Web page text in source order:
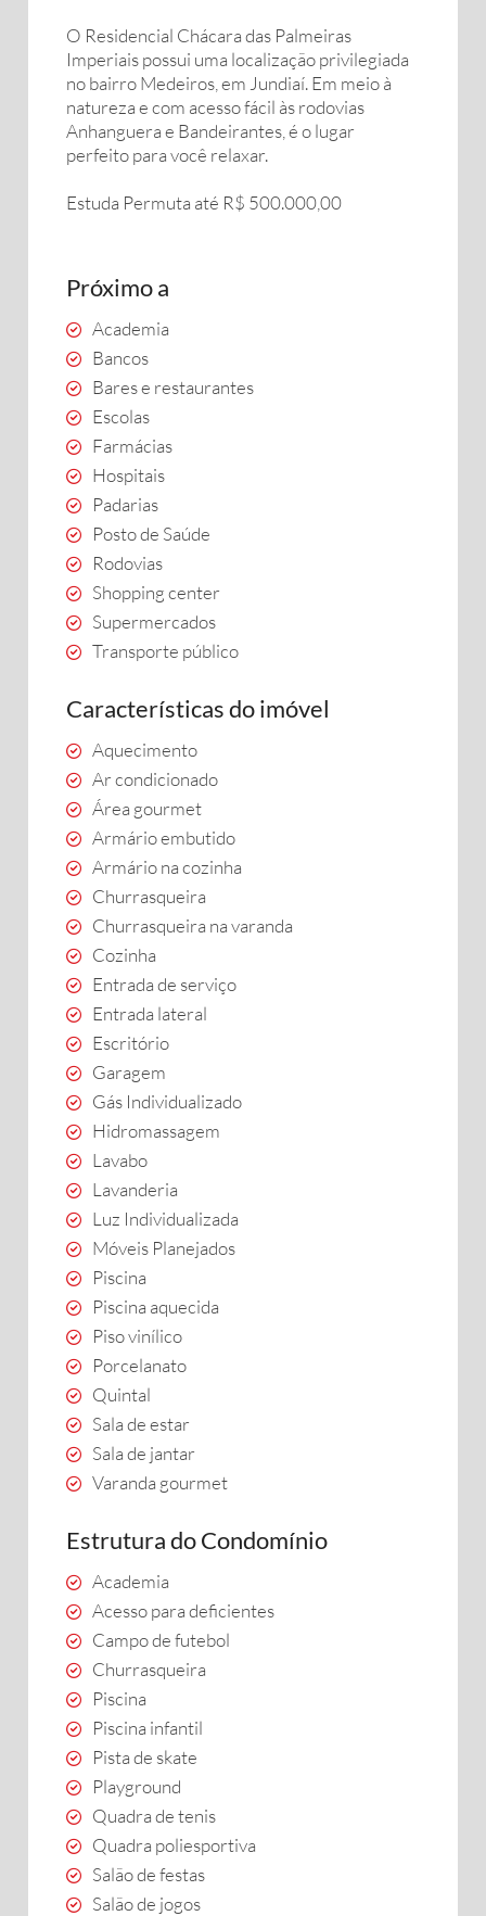
O Residencial Chácara das Palmeiras
Imperiais possui uma localização privilegiada
no bairro Medeiros, em Jundiaí. Em meio à
natureza e com acesso fácil às rodovias
Anhanguera e Bandeirantes, é o lugar
perfeito para você relaxar.
Estuda Permuta até R$ 500.000,00
Próximo a
Academia
Bancos
Bares e restaurantes
Escolas
Farmácias
Hospitais
Padarias
Posto de Saúde
Rodovias
Shopping center
Supermercados
Transporte público
Características do imóvel
Aquecimento
Ar condicionado
Área gourmet
Armário embutido
Armário na cozinha
Churrasqueira
Churrasqueira na varanda
Cozinha
Entrada de serviço
Entrada lateral
Escritório
Garagem
Gás Individualizado
Hidromassagem
Lavabo
Lavanderia
Luz Individualizada
Móveis Planejados
Piscina
Piscina aquecida
Piso vinílico
Porcelanato
Quintal
Sala de estar
Sala de jantar
Varanda gourmet
Estrutura do Condomínio
Academia
Acesso para deficientes
Campo de futebol
Churrasqueira
Piscina
Piscina infantil
Pista de skate
Playground
Quadra de tenis
Quadra poliesportiva
Salão de festas
Salão de jogos